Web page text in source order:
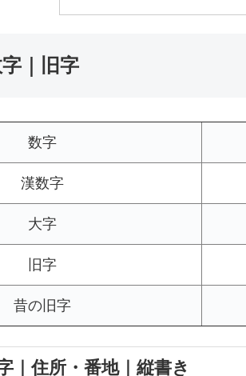
｜旧字
数字
漢数字
大字
旧字
昔の旧字
｜住所・番地｜縦書き